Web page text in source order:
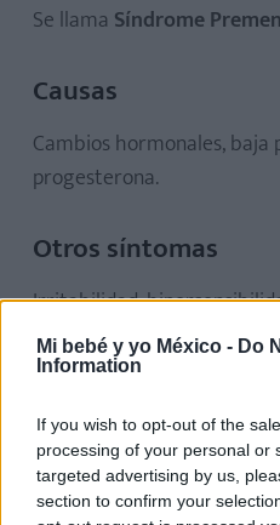
Mi bebé y yo México - Do
Information
If you wish to opt-out of the
processing of your personal or
targeted advertising by us,
section to confirm your
Se llama Síndrome
Causas
Cambios hormonales, baja
progesterona.
Otros síntomas
Irritabilidad,
y dolor en los senos.
Tratamiento
Administración de